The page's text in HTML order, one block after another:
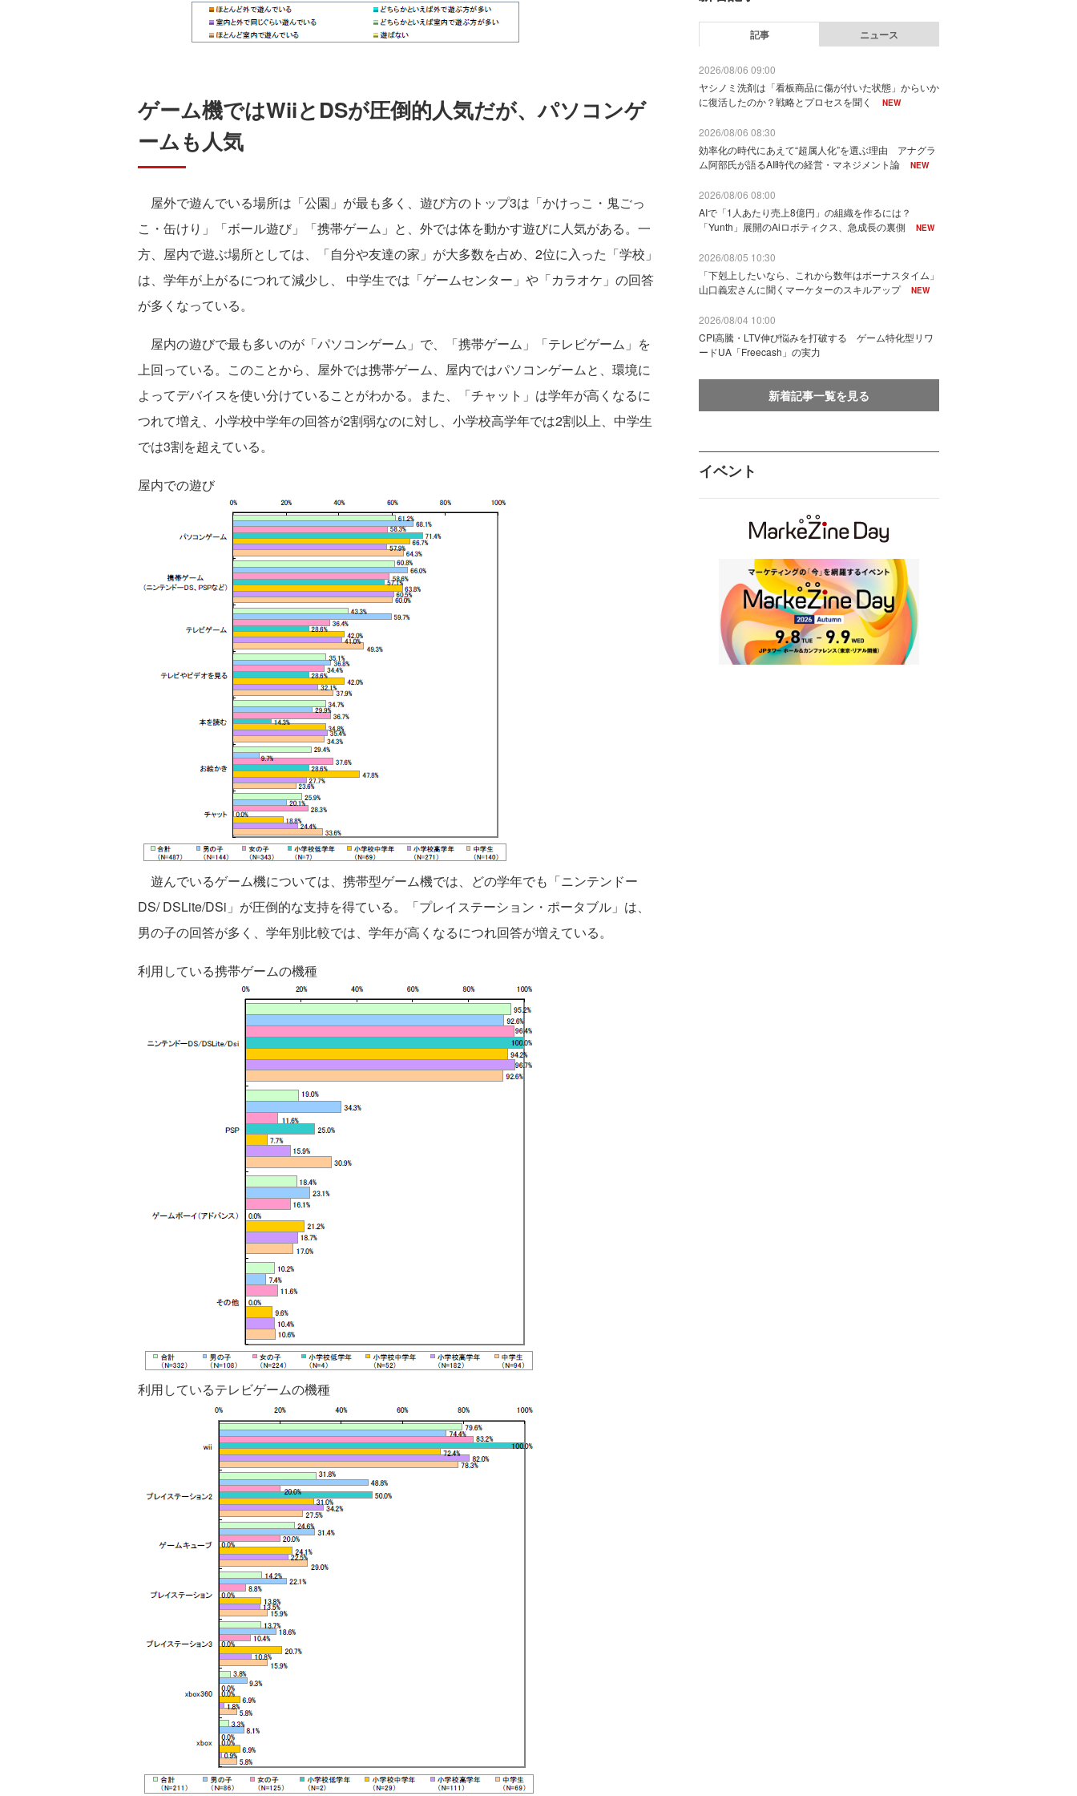
ゲーム機ではWiiとDSが圧倒的人気だが、パソコンゲ
ームも人気
屋外で遊んでいる場所は「公園」が最も多く、遊び方のトップ3は「かけっこ・鬼ごっ
こ・缶けり」「ボール遊び」「携帯ゲーム」と、外では体を動かす遊びに人気がある。一
方、屋内で遊ぶ場所としては、「自分や友達の家」が大多数を占め、2位に入った「学校」
は、学年が上がるにつれて減少し、 中学生では「ゲームセンター」や「カラオケ」の回答
が多くなっている。
屋内の遊びで最も多いのが「パソコンゲーム」で、「携帯ゲーム」「テレビゲーム」を
上回っている。このことから、屋外では携帯ゲーム、屋内ではパソコンゲームと、環境に
よってデバイスを使い分けていることがわかる。また、「チャット」は学年が高くなるに
つれて増え、小学校中学年の回答が2割弱なのに対し、小学校高学年では2割以上、中学生
では3割を超えている。
屋内での遊び
遊んでいるゲーム機については、携帯型ゲーム機では、どの学年でも「ニンテンドー
DS/ DSLite/DSi」が圧倒的な支持を得ている。「プレイステーション・ポータブル」は、
男の子の回答が多く、学年別比較では、学年が高くなるにつれ回答が増えている。
利用している携帯ゲームの機種
利用しているテレビゲームの機種
記事 ニュース
2026/08/06 09:00
ヤシノミ洗剤は「看板商品に傷が付いた状態」からいか
に復活したのか？戦略とプロセスを聞く
NEW
2026/08/06 08:30
効率化の時代にあえて“超属人化”を選ぶ理由 アナグラ
ム阿部氏が語るAI時代の経営・マネジメント論
NEW
2026/08/06 08:00
AIで「1人あたり売上8億円」の組織を作るには？
「Yunth」展開のAiロボティクス、急成長の裏側
NEW
2026/08/05 10:30
「下剋上したいなら、これから数年はボーナスタイム」
山口義宏さんに聞くマーケターのスキルアップ
NEW
2026/08/04 10:00
CPI高騰・LTV伸び悩みを打破する ゲーム特化型リワ
ードUA「Freecash」の実力
新着記事一覧を見る
イベント